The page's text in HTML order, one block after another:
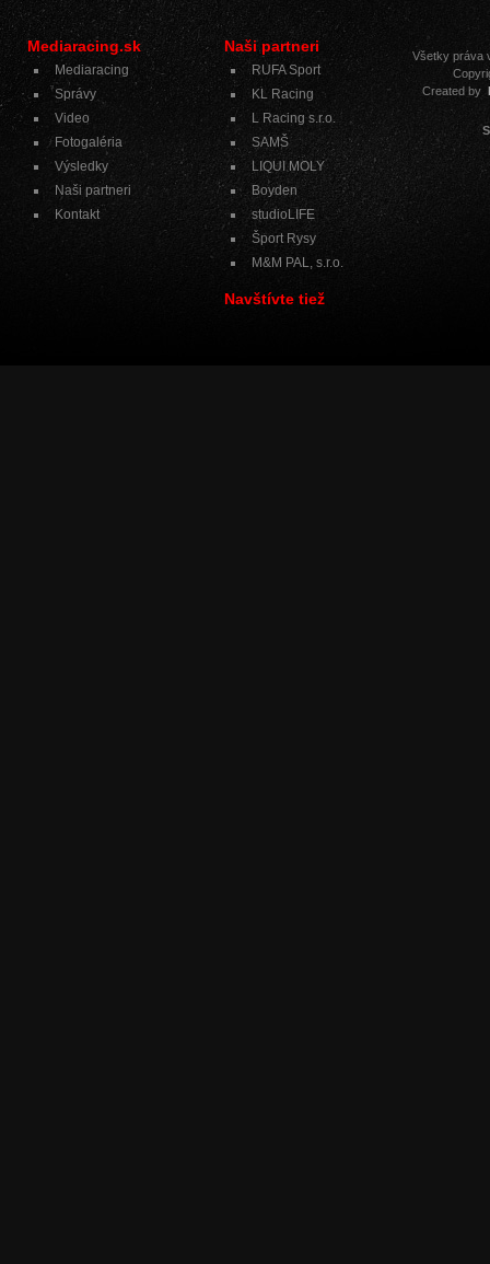
Mediaracing.sk
Mediaracing
Správy
Video
Fotogaléria
Výsledky
Naši partneri
Kontakt
Všetky práva
Created by
Naši partneri
RUFA Sport
KL Racing
L Racing s.r.o.
SAMŠ
LIQUI MOLY
Boyden
studioLIFE
Šport Rysy
M&M PAL, s.r.o.
Navštívte tiež